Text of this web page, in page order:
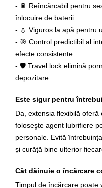
- 🔋 Reîncărcabil pentru
înlocuire de baterii
- 💧 Viguros la apă pentru
- 🎯 Control predictibil al
efecte consistente
- 🛡️ Travel lock elimină
depozitare
Este sigur pentru
Da, extensia flexibilă
foloseşte agent lubrifiere
personale. Evită
și curăță bine ulterior
Cât dăinuie o încărcare
Timpul de încărcare poate